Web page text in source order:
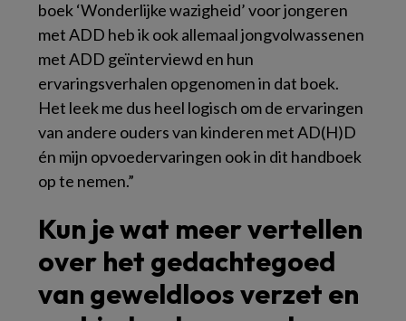
boek ‘Wonderlijke wazigheid’ voor jongeren
met ADD heb ik ook allemaal jongvolwassenen
met ADD geïnterviewd en hun
ervaringsverhalen opgenomen in dat boek.
Het leek me dus heel logisch om de ervaringen
van andere ouders van kinderen met AD(H)D
én mijn opvoedervaringen ook in dit handboek
op te nemen.”
Kun je wat meer vertellen
over het gedachtegoed
van geweldloos verzet en